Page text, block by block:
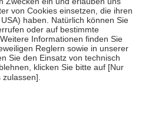
vollendeten 18. Lebensjahr
Früherkennung, die von der
es sich um echte Bewertungen